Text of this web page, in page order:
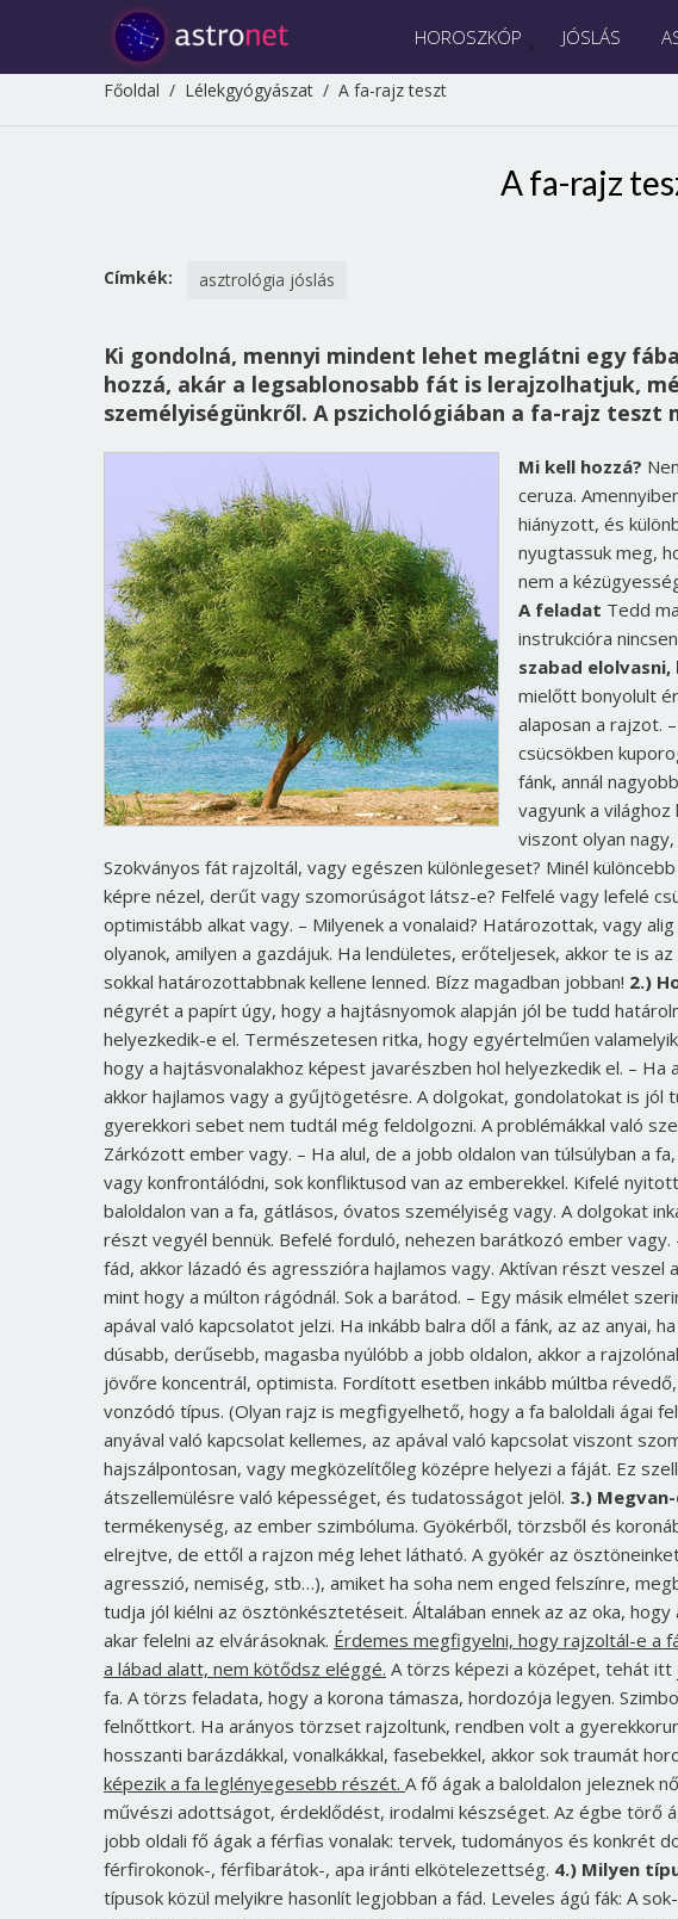
HOROSZKÓP JÓSLÁS
Főoldal / Lélekgyógyászat / A fa-rajz teszt
A fa-rajz
Címkék: asztrológia jóslás
Ki gondolná, mennyi mindent lehet meglátni egy
hozzá, akár a legsablonosabb fát is lerajzolhatjuk,
személyiségünkről. A pszichológiában a fa-rajz teszt
Mi kell hozzá?
ceruza.
hiányzott, és
nyugtassuk meg,
nem a
A feladat Tedd
instrukcióra
szabad
mielőtt bonyolult
alaposan a rajzot.
csücsökben
fánk, annál
vagyunk a
viszont olyan
Szokványos fát rajzoltál, vagy egészen különlegeset? Minél
képre nézel, derűt vagy szomorúságot látsz-e? Felfelé vagy lefelé
optimistább alkat vagy. – Milyenek a vonalaid? Határozottak, vagy
olyanok, amilyen a gazdájuk. Ha lendületes, erőteljesek, akkor te is
sokkal határozottabbnak kellene lenned. Bízz magadban jobban! 2.)
négyrét a papírt úgy, hogy a hajtásnyomok alapján jól be tudd
helyezkedik-e el. Természetesen ritka, hogy egyértelműen
hogy a hajtásvonalakhoz képest javarészben hol helyezkedik el. – Ha
akkor hajlamos vagy a gyűjtögetésre. A dolgokat, gondolatokat is jól
gyerekkori sebet nem tudtál még feldolgozni. A problémákkal való
Zárkózott ember vagy. – Ha alul, de a jobb oldalon van túlsúlyban a
vagy konfrontálódni, sok konfliktusod van az emberekkel. Kifelé
baloldalon van a fa, gátlásos, óvatos személyiség vagy. A dolgokat
részt vegyél bennük. Befelé forduló, nehezen barátkozó ember
fád, akkor lázadó és agresszióra hajlamos vagy. Aktívan részt
mint hogy a múlton rágódnál. Sok a barátod. – Egy másik elmélet
apával való kapcsolatot jelzi. Ha inkább balra dől a fánk, az az anyai,
dúsabb, derűsebb, magasba nyúlóbb a jobb oldalon, akkor a
jövőre koncentrál, optimista. Fordított esetben inkább múltba
vonzódó típus. (Olyan rajz is megfigyelhető, hogy a fa baloldali ágai
anyával való kapcsolat kellemes, az apával való kapcsolat viszont
hajszálpontosan, vagy megközelítőleg középre helyezi a fáját. Ez
átszellemülésre való képességet, és tudatosságot jelöl. 3.)
termékenység, az ember szimbóluma. Gyökérből, törzsből és
elrejtve, de ettől a rajzon még lehet látható. A gyökér az
agresszió, nemiség, stb…), amiket ha soha nem enged felszínre,
tudja jól kiélni az ösztönkésztetéseit. Általában ennek az az oka,
akar felelni az elvárásoknak. Érdemes megfigyelni, hogy rajzoltál-e a
a lábad alatt, nem kötődsz eléggé. A törzs képezi a középet, tehát itt
fa. A törzs feladata, hogy a korona támasza, hordozója legyen.
felnőttkort. Ha arányos törzset rajzoltunk, rendben volt a
hosszanti barázdákkal, vonalkákkal, fasebekkel, akkor sok traumát
képezik a fa leglényegesebb részét. A fő ágak a baloldalon jeleznek
művészi adottságot, érdeklődést, irodalmi készséget. Az égbe törő
jobb oldali fő ágak a férfias vonalak: tervek, tudományos és konkrét
férfirokonok-, férfibarátok-, apa iránti elkötelezettség. 4.) Milyen
típusok közül melyikre hasonlít legjobban a fád. Leveles ágú fák: A